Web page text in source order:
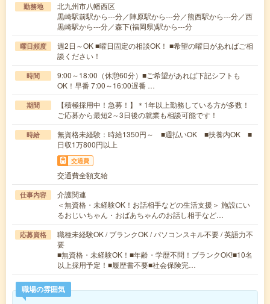
勤務地
北九州市八幡西区
黒崎駅前駅から---分／陣原駅から---分／熊西駅から---分／西
黒崎駅から---分／森下(福岡県)駅から---分
曜日頻度
週2日～OK ■曜日固定の相談OK！ ■希望の曜日があればご相
談ください！
時間
9:00～18:00（休憩60分）■ご希望があれば下記シフトも
OK！早番 7:00～16:00遅番 …
期間
【積極採用中！急募！】＊1年以上勤務している方が多数！
ご応募から最短2～3日後の就業も相談可能です！
時給
無資格未経験：時給1350円～ ■週払いOK ■扶養内OK ■
日収1万800円以上
交通費
交通費全額支給
仕事内容
介護関連
＜無資格・未経験OK！お話相手などの生活支援＞ 施設にい
るおじいちゃん・おばあちゃんのお話し相手など…
応募資格
職種未経験OK / ブランクOK / パソコンスキル不要 / 英語力不
要
■無資格・未経験OK！■年齢・学歴不問！ブランクOK!■10名
以上採用予定！■履歴書不要■社会保険完…
職場の雰囲気